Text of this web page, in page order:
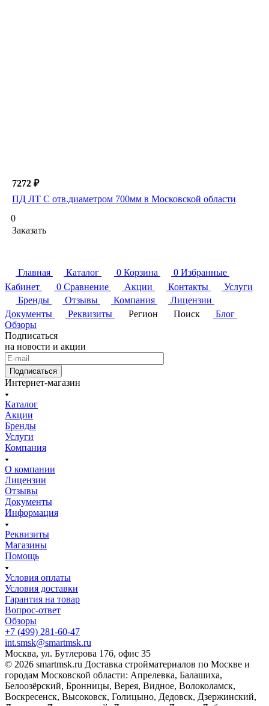
7272 ₽
ПД ЛТ С отв.диаметром 700мм в Московской области
0
Заказать
Главная Каталог 0 Корзина 0 Избранные
Кабинет
0 Сравнение Акции Контакты
Услуги
Бренды
Отзывы Компания
Лицензии
Документы
Реквизиты Регион Поиск
Блог
Обзоры
Подписаться
на новости и акции
Подписаться
Интернет-магазин
Каталог
Акции
Бренды
Услуги
Компания
О компании
Лицензии
Отзывы
Документы
Информация
Реквизиты
Магазины
Помощь
Условия оплаты
Условия доставки
Гарантия на товар
Вопрос-ответ
Обзоры
+7 (499) 281-60-47
int.smsk@smartmsk.ru
Москва, ул. Бутлерова 17б, офис 35
© 2026 smartmsk.ru Доставка стройматериалов по Москве и
городам Московской области: Апрелевка, Балашиха,
Белоозёрский, Бронницы, Верея, Видное, Волоколамск,
Воскресенск, Высоковск, Голицыно, Дедовск, Дзержинский,